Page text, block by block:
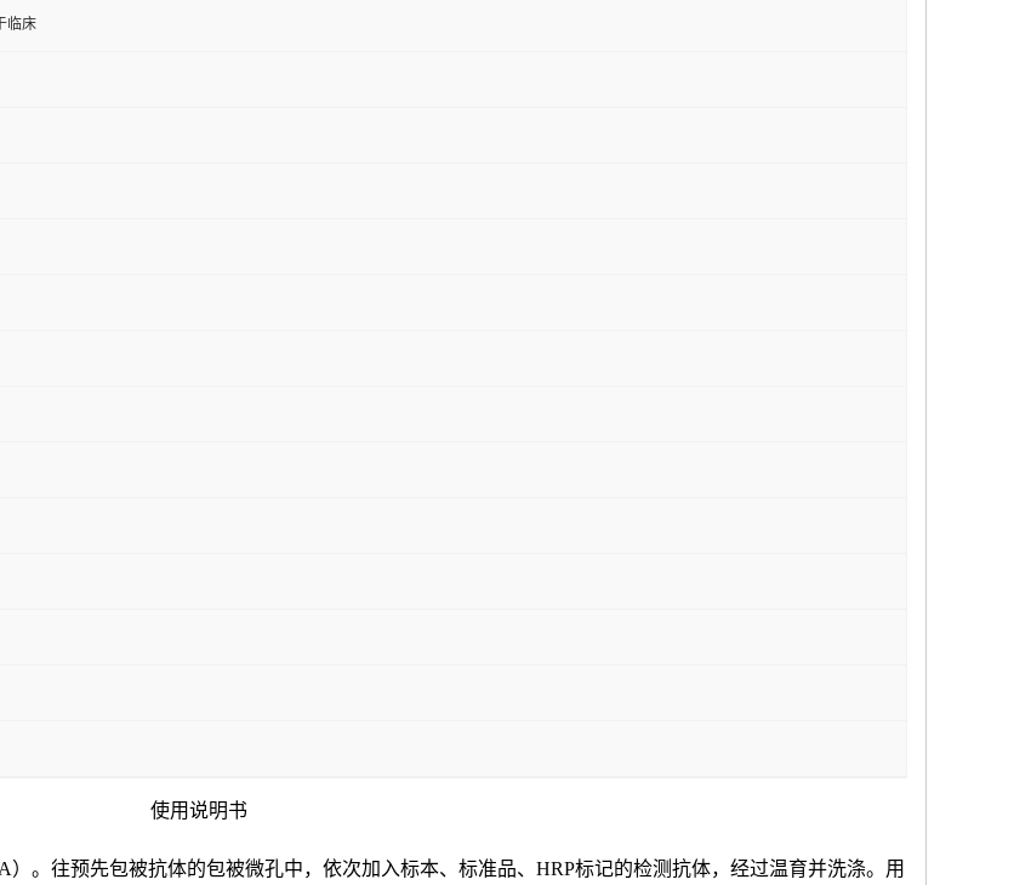
临床
使用说明书
）。往预先包被抗体的包被微孔中，依次加入标本、标准品、HRP标记的检测抗体，经过温育并洗涤。用